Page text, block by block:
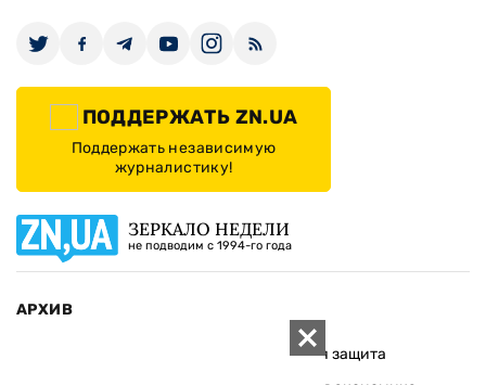
ПОДДЕРЖАТЬ ZN.UA
Поддержать независимую
журналистику!
ЗЕРКАЛО НЕДЕЛИ
не подводим с 1994-го года
АРХИВ
Социальная защита